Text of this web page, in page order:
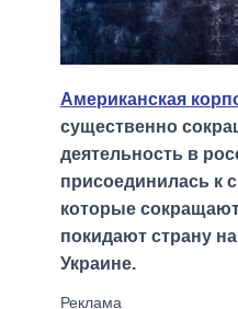
Американская
существенно
деятельность в
присоединилась к
которые
покидают страну
Украине.